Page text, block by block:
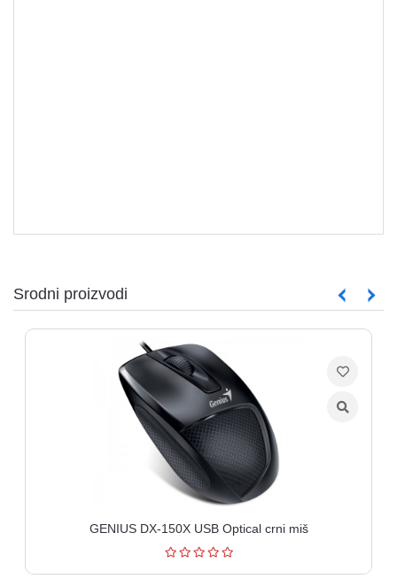
Srodni proizvodi
GENIUS DX-150X USB Optical crni miš